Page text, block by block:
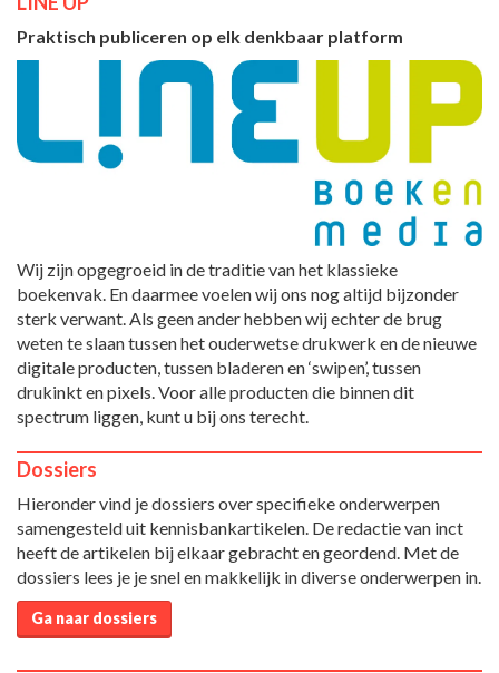
Praktisch publiceren op elk denkbaar platform
Wij zijn opgegroeid in de traditie van het klassieke
boekenvak. En daarmee voelen wij ons nog altijd bijzonder
sterk verwant. Als geen ander hebben wij echter de brug
weten te slaan tussen het ouderwetse drukwerk en de nieuwe
digitale producten, tussen bladeren en ‘swipen’, tussen
drukinkt en pixels. Voor alle producten die binnen dit
spectrum liggen, kunt u bij ons terecht.
Dossiers
Hieronder vind je dossiers over specifieke onderwerpen
samengesteld uit kennisbankartikelen. De redactie van inct
heeft de artikelen bij elkaar gebracht en geordend. Met de
dossiers lees je je snel en makkelijk in diverse onderwerpen in.
Ga naar dossiers